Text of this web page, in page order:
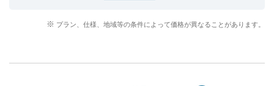
プラン、仕様、地域等の条件によって価格が異なることがあります。